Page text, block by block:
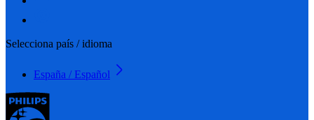
Selecciona país / idioma
España / Español